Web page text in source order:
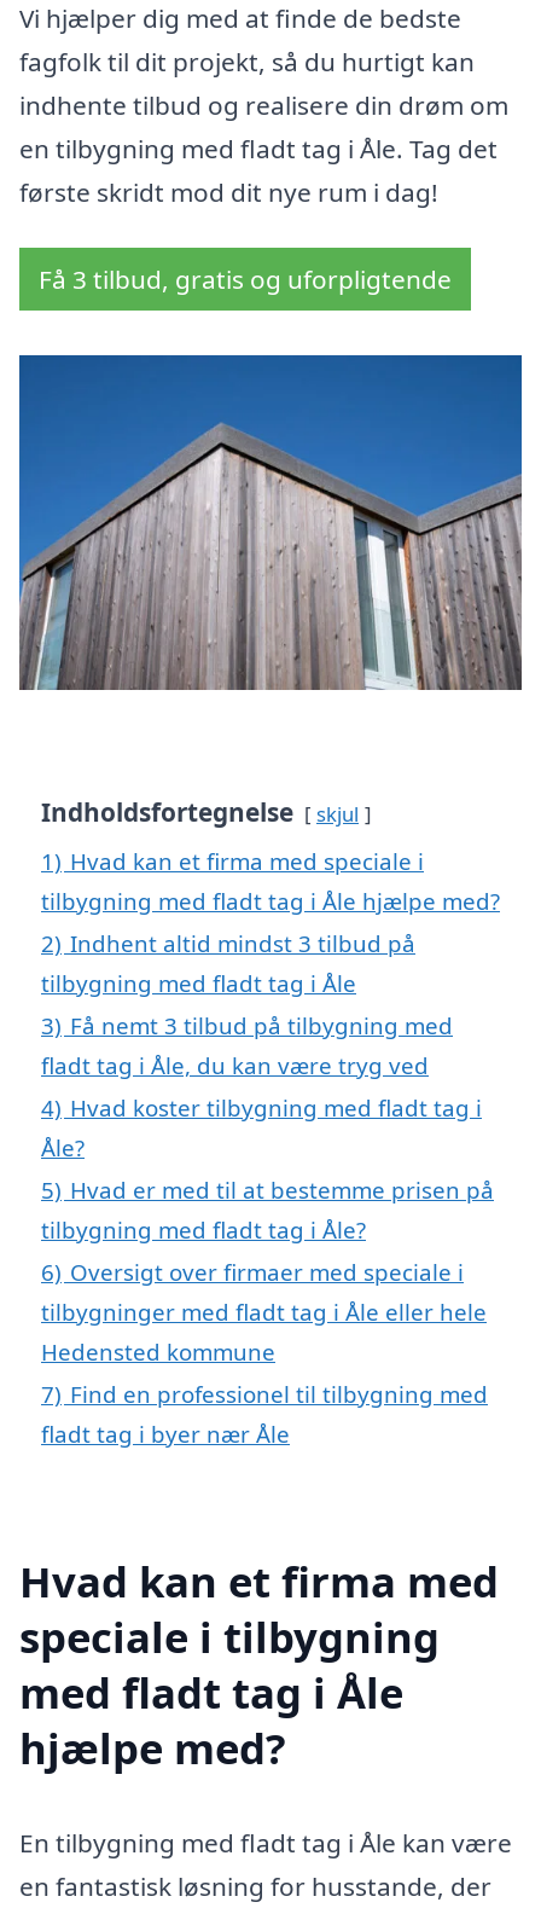
Vi hjælper dig med at finde de bedste
fagfolk til dit projekt, så du hurtigt kan
indhente tilbud og realisere din drøm om
en tilbygning med fladt tag i Åle. Tag det
første skridt mod dit nye rum i dag!
Få 3 tilbud, gratis og uforpligtende
Indholdsfortegnelse skjul
1) Hvad kan et firma med speciale i
tilbygning med fladt tag i Åle hjælpe med?
2) Indhent altid mindst 3 tilbud på
tilbygning med fladt tag i Åle
3) Få nemt 3 tilbud på tilbygning med
fladt tag i Åle, du kan være tryg ved
4) Hvad koster tilbygning med fladt tag i
Åle?
5) Hvad er med til at bestemme prisen på
tilbygning med fladt tag i Åle?
6) Oversigt over firmaer med speciale i
tilbygninger med fladt tag i Åle eller hele
Hedensted kommune
7) Find en professionel til tilbygning med
fladt tag i byer nær Åle
Hvad kan et firma med
speciale i tilbygning
med fladt tag i Åle
hjælpe med?
En tilbygning med fladt tag i Åle kan være
en fantastisk løsning for husstande, der